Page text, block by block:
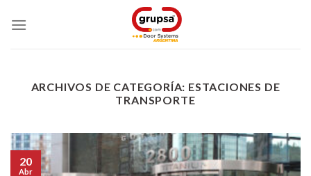
ARCHIVOS DE CATEGORÍA: ESTACIONES DE
TRANSPORTE
20
Abr